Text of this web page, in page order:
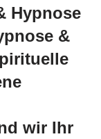
Hypnose
&
wir Ihr